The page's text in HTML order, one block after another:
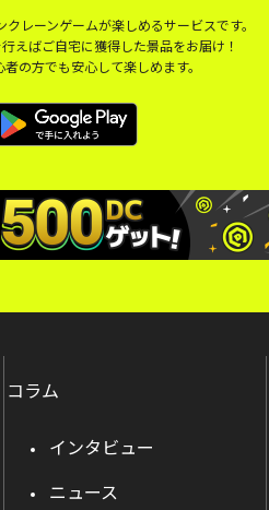
レーンゲームが楽しめるサービスです。
えばご自宅に獲得した景品をお届け！
の方でも安心して楽しめます。
コラム
インタビュー
ニュース